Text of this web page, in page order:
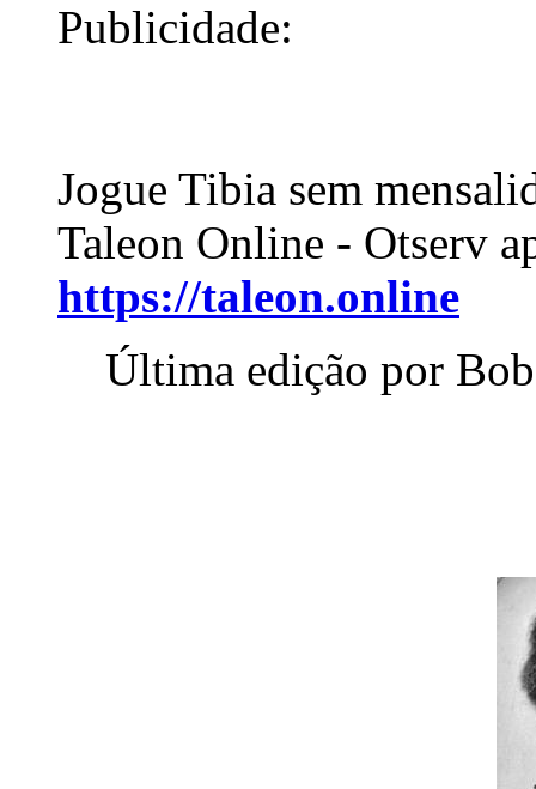
Publicidade:
Jogue Tibia sem
Taleon Online - Otserv
https://taleon.online
Última edição por